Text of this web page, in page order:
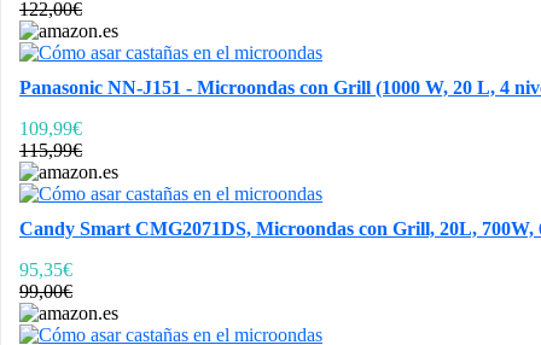
122,00€
Panasonic NN-J151 - Microondas con Grill (1000 W, 20 L, 4
109,99€
115,99€
Candy Smart CMG2071DS, Microondas con Grill, 20L, 700W,
95,35€
99,00€